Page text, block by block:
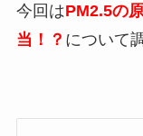
今回はPM2.5の
当！？ について